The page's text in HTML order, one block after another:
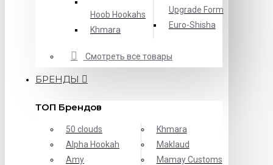
Hoob Hookahs
Khmara
Upgrade Form
Еuro-Shisha
Смотреть все товары
БРЕНДЫ
ТОП Брендов
50 clouds
Alpha Hookah
Amy
Khmara
Maklaud
Mamay Customs